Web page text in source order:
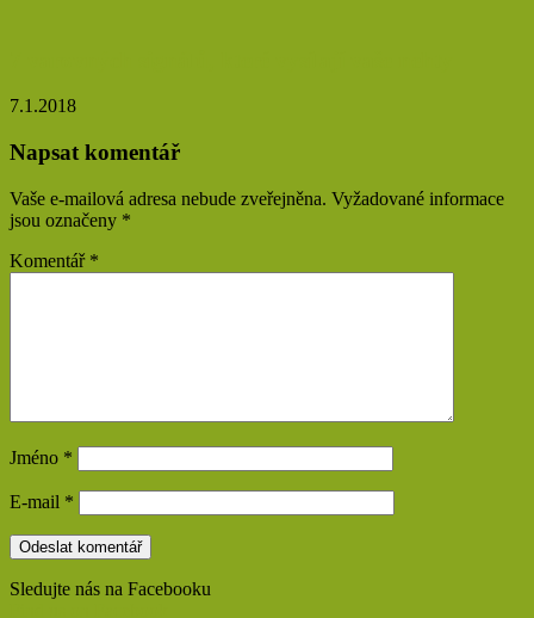
7.1.2018
Napsat komentář
Vaše e-mailová adresa nebude zveřejněna. Vyžadované informace
jsou označeny *
Komentář *
Jméno *
E-mail *
Sledujte nás na Facebooku